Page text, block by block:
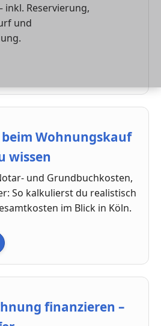
inkl. Reservierung,
und
Wohnungskauf
wissen
und Grundbuchkosten,
So kalkulierst du realistisch
im Blick in Köln.
finanzieren –